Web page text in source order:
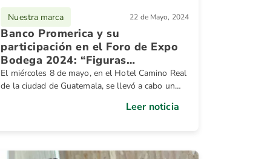
Nuestra marca 22 de Mayo, 2024
Banco Promerica y su
participación en el Foro de Expo
Bodega 2024: “Figuras
financieras como un vehículo de
inversión en el rubro de bodegas"
El miércoles 8 de mayo, en el Hotel Camino Real
de la ciudad de Guatemala, se llevó a cabo un
financiero e inmobiliario titulado: "Figuras
Leer noticia